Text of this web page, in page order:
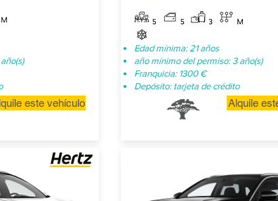
este vehículo
Edad mínima: 21 años
año mínimo del permiso: 3 año(s)
Franquicia: 1300 €
Depósito: tarjeta de crédito
Alquile